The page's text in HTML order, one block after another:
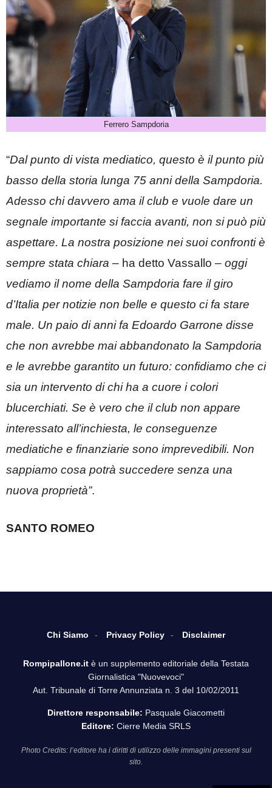
Ferrero Sampdoria
“Dal punto di vista mediatico, questo è il punto più
basso della storia lunga 75 anni della Sampdoria.
Adesso chi davvero ama il club e vuole dare un
segnale importante si faccia avanti, non si può più
aspettare. La nostra posizione nei suoi confronti è
sempre stata chiara – ha detto Vassallo – oggi
vediamo il nome della Sampdoria fare il giro
d’Italia per notizie non belle e questo ci fa stare
male. Un paio di anni fa Edoardo Garrone disse
che non avrebbe mai abbandonato la Sampdoria
e le avrebbe garantito un futuro: confidiamo che ci
sia un intervento di chi ha a cuore i colori
blucerchiati. Se è vero che il club non appare
interessato all’inchiesta, le conseguenze
mediatiche e finanziarie sono imprevedibili. Non
sappiamo cosa potrà succedere senza una
nuova proprietà”.
SANTO ROMEO
Chi Siamo Privacy Policy Disclaimer
Rompipallone.it è un supplemento editoriale della Testata
Giornalistica "Nuovevoci"
Aut. Tribunale di Torre Annunziata n. 3 del 10/02/2011
Direttore responsabile: Pasquale Giacometti
Editore: Cierre Media SRLS
Photo Credits: l’editore ha i diritti di utilizzo delle immagini presenti sul
sito.